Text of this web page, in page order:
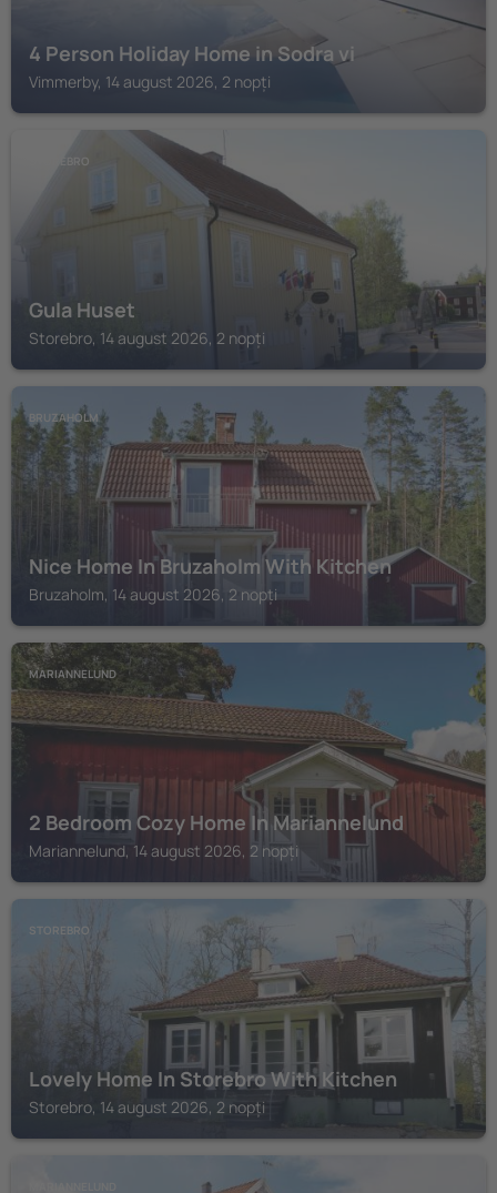
4 Person Holiday Home in Sodra vi
Vimmerby, 14 august 2026, 2 nopți
STOREBRO
Gula Huset
Storebro, 14 august 2026, 2 nopți
BRUZAHOLM
Nice Home In Bruzaholm With Kitchen
Bruzaholm, 14 august 2026, 2 nopți
MARIANNELUND
2 Bedroom Cozy Home In Mariannelund
Mariannelund, 14 august 2026, 2 nopți
STOREBRO
Lovely Home In Storebro With Kitchen
Storebro, 14 august 2026, 2 nopți